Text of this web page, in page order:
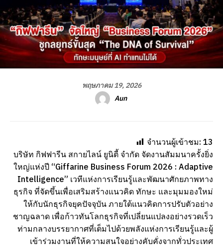
พฤษภาคม 19, 2026
Aun
จำนวนผู้เข้าชม: 13
บริษัท กิฟฟารีน สกายไลน์ ยูนิตี้ จำกัด จัดงานสัมมนาครั้งยิ่ง
ใหญ่แห่งปี “Giffarine Business Forum 2026 : Adaptive
Intelligence” เวทีแห่งการเรียนรู้และพัฒนาศักยภาพทาง
ธุรกิจ ที่จัดขึ้นเพื่อเสริมสร้างแนวคิด ทักษะ และมุมมองใหม่
ให้กับนักธุรกิจยุคปัจจุบัน ภายใต้แนวคิดการปรับตัวอย่าง
ชาญฉลาด เพื่อก้าวทันโลกธุรกิจที่เปลี่ยนแปลงอย่างรวดเร็ว
ท่ามกลางบรรยากาศที่เต็มไปด้วยพลังแห่งการเรียนรู้และผู้
เข้าร่วมงานที่ให้ความสนใจอย่างคับคั่งจากทั่วประเทศ